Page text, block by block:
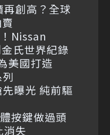
創高？全球
Nissan
氏世界紀錄
美國打造
曝光 純前驅
按鍵做過頭
消失